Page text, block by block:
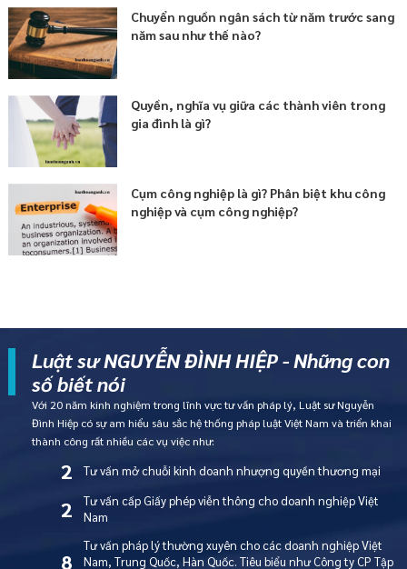
Chuyển nguồn ngân sách từ năm trước sang
năm sau như thế nào?
Quyền, nghĩa vụ giữa các thành viên trong
gia đình là gì?
Cụm công nghiệp là gì? Phân biệt khu công
nghiệp và cụm công nghiệp?
Luật sư NGUYỄN ĐÌNH HIỆP - Những con
số biết nói
Với 20 năm kinh nghiệm trong lĩnh vực tư vấn pháp lý, Luật sư Nguyễn
Đình Hiệp có sự am hiểu sâu sắc hệ thống pháp luật Việt Nam và triển khai
thành công rất nhiều các vụ việc như:
2 Tư vấn mở chuỗi kinh doanh nhượng quyền thương mại
2
Tư vấn cấp Giấy phép viễn thông cho doanh nghiệp Việt
Nam
8
Tư vấn pháp lý thường xuyên cho các doanh nghiệp Việt
Nam, Trung Quốc, Hàn Quốc. Tiêu biểu như Công ty CP Tập